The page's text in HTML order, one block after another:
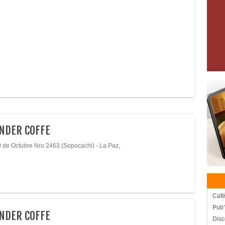
COFFE
de Octubre Nro 2463 (Sopocachi) - La Paz,
COFFE
Café